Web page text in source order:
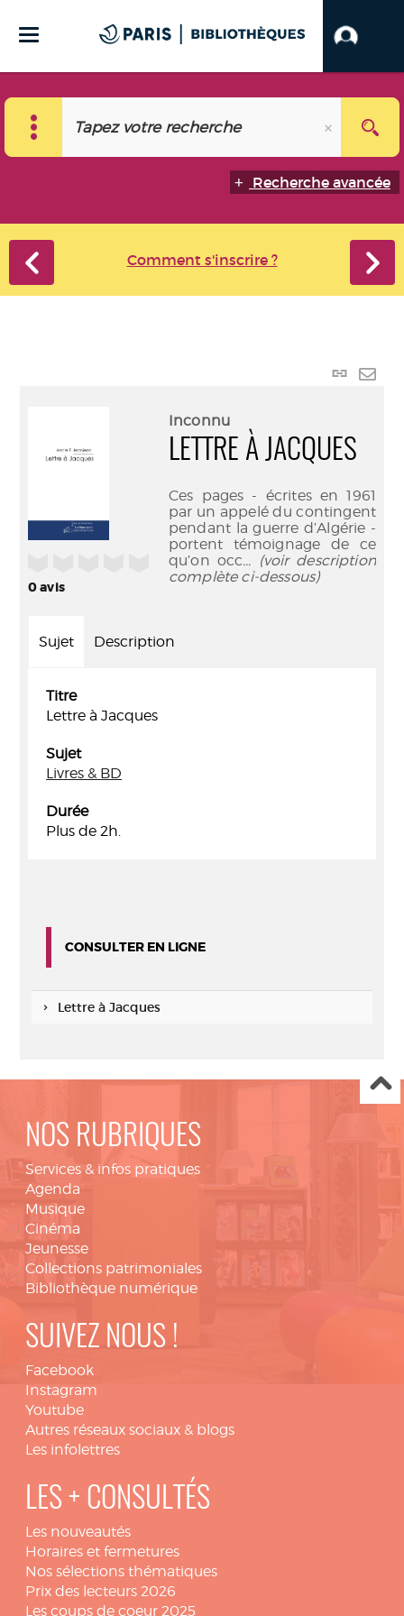
Recherche avancée
Comment s'inscrire ?
Lien
0avis
Inconnu
LETTRE À JACQUES
Ces pages - écrites en 1961
par un appelé du contingent
pendant la guerre d’Algérie -
portent témoignage de ce
qu’on occ... (voir description
complète ci-dessous)
Sujet Description
Titre
Lettre à Jacques
Sujet
Livres & BD
Durée
Plus de 2h.
CONSULTER EN LIGNE
Lettre à Jacques
NOS RUBRIQUES
Services & infos pratiques
Agenda
Musique
Cinéma
Jeunesse
Collections patrimoniales
Bibliothèque numérique
SUIVEZ NOUS !
Facebook
Instagram
Youtube
Autres réseaux sociaux & blogs
Les infolettres
LES + CONSULTÉS
Les nouveautés
Horaires et fermetures
Nos sélections thématiques
Prix des lecteurs 2026
Les coups de coeur 2025